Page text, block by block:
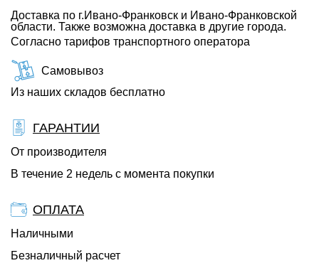
Доставка по г.Ивано-Франковск и Ивано-Франковской
области. Также возможна доставка в другие города.
Согласно тарифов транспортного оператора
Самовывоз
Из наших складов бесплатно
ГАРАНТИИ
От производителя
В течение 2 недель с момента покупки
ОПЛАТА
Наличными
Безналичный расчет